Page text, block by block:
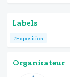
Labels
#Exposition
Organisateur